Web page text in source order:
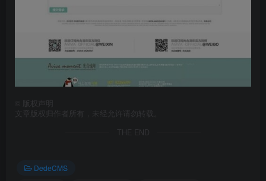
版权声明
文章版权归作者所有，未经允许请勿转载。
THE END
DedeCMS